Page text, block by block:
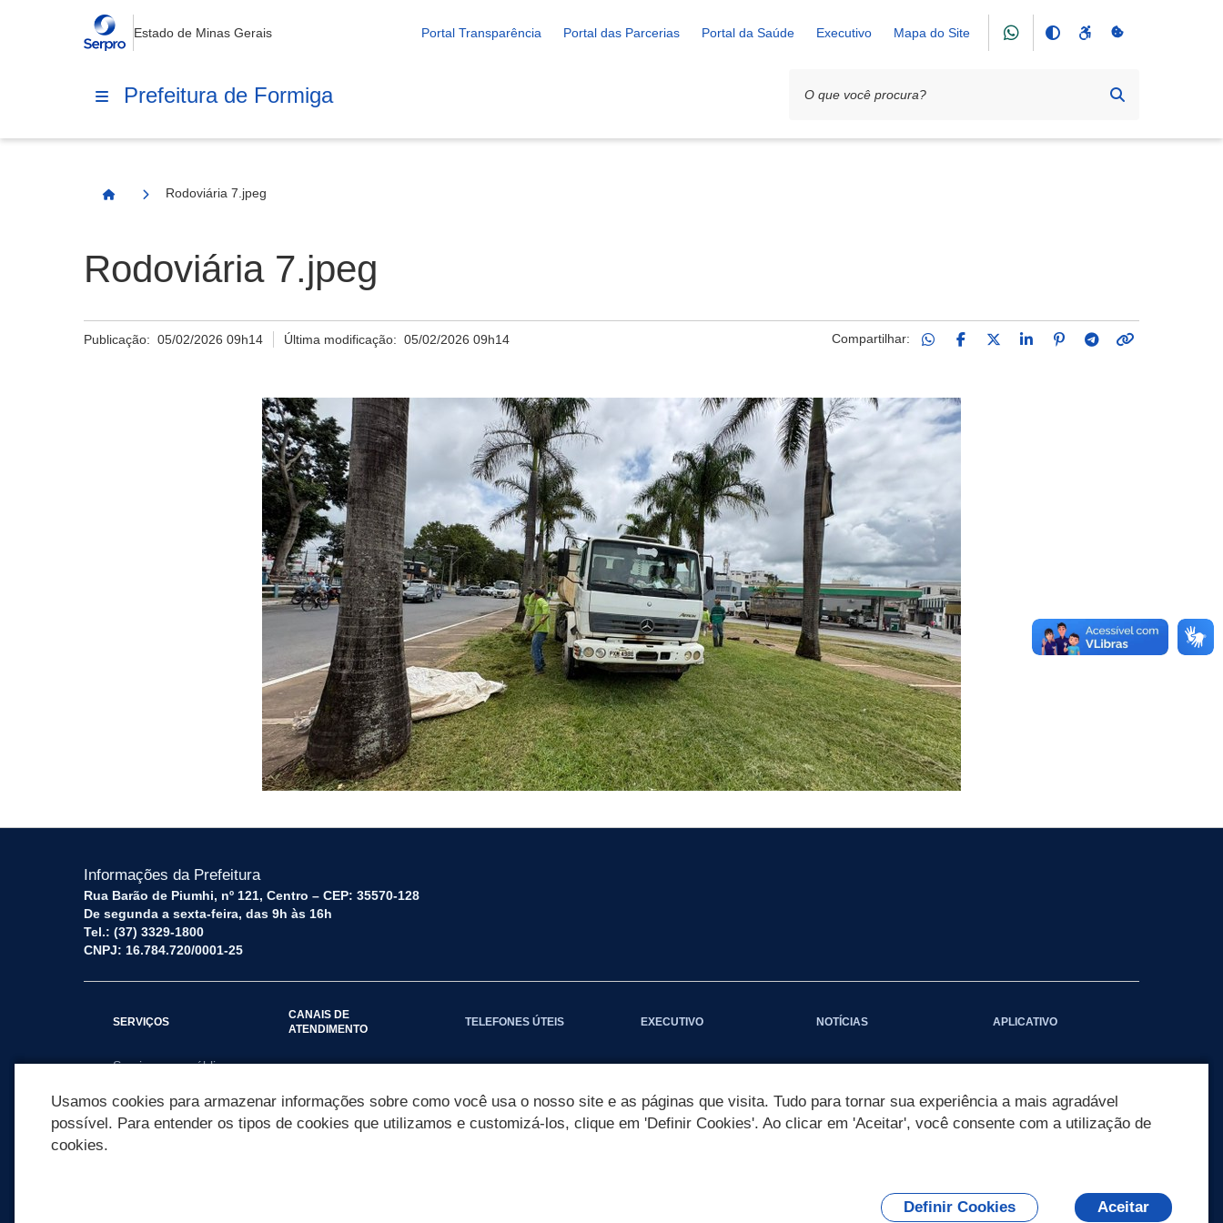
Estado de Minas Gerais Portal Transparência Portal das Parcerias Portal da Saúde Executivo Mapa do Site
Prefeitura de Formiga
Página Inicial
Rodoviária 7.jpeg
Rodoviária 7.jpeg
Publicação: 05/02/2026 09h14 Última modificação:05/02/2026 09h14 Compartilhar:
Informações da Prefeitura
Rua Barão de Piumhi, nº 121, Centro – CEP: 35570-128
De segunda a sexta-feira, das 9h às 16h
Tel.: (37) 3329-1800
CNPJ: 16.784.720/0001-25
SERVIÇOS
Serviços por público
CANAIS DE
ATENDIMENTO
TELEFONES ÚTEIS EXECUTIVO NOTÍCIAS APLICATIVO
Usamos cookies para armazenar informações sobre como você usa o nosso site e as páginas que visita. Tudo para tornar sua experiência a mais agradável
possível. Para entender os tipos de cookies que utilizamos e customizá-los, clique em 'Definir Cookies'. Ao clicar em 'Aceitar', você consente com a utilização de
cookies.
Definir Cookies Aceitar